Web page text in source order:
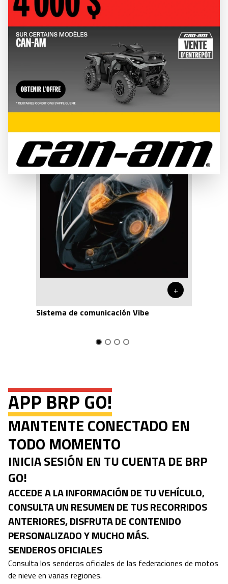
Diviértete en la carretera o el sendero con equipo diseñado
para llevarte a donde quieras ir, sin importar cómo llegues allí.
CONTACTAR
MEJORES VENTAS
+
Sistema de comunicación Vibe
APP BRP GO!
MANTENTE CONECTADO EN
TODO MOMENTO
INICIA SESIÓN EN TU CUENTA DE BRP
GO!
ACCEDE A LA INFORMACIÓN DE TU VEHÍCULO,
CONSULTA UN RESUMEN DE TUS RECORRIDOS
ANTERIORES, DISFRUTA DE CONTENIDO
PERSONALIZADO Y MUCHO MÁS.
SENDEROS OFICIALES
Consulta los senderos oficiales de las federaciones de motos
de nieve en varias regiones.